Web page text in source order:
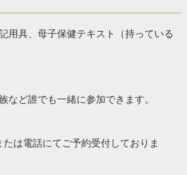
用具、母子保健テキスト（持っている
など誰でも一緒に参加できます。
は電話にてご予約受付しておりま